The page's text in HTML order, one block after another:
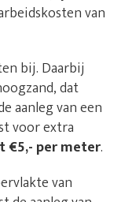
van
bij. Daarbij
dat
aanleg van een
voor extra
€5,- per meter.
van